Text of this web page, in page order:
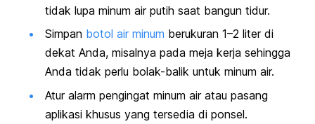
tidak lupa minum air putih saat bangun tidur.
Simpan botol air minum berukuran 1–2 liter di
dekat Anda, misalnya pada meja kerja sehingga
Anda tidak perlu bolak-balik untuk minum air.
Atur alarm pengingat minum air atau pasang
aplikasi khusus yang tersedia di ponsel.